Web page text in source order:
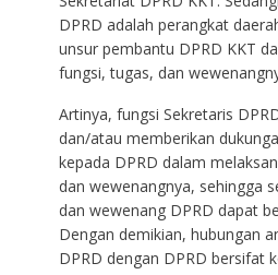
DPRD adalah perangkat
unsur pembantu DPRD KKT
fungsi, tugas, dan
Artinya, fungsi Sekretaris
dan/atau memberikan
kepada DPRD dalam
dan wewenangnya, sehingga
dan wewenang DPRD dapat
Dengan demikian, hubungan
DPRD dengan DPRD bersifat